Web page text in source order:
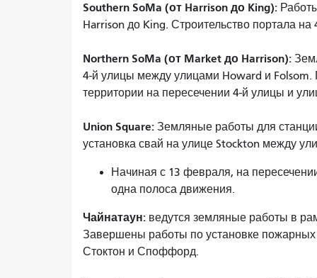
Southern SoMa (от Harrison до King):
Harrison до King. Строительство портала
Northern SoMa (от Market до Harrison):
4-й улицы между улицами Howard и
территории на пересечении 4-й улицы и
Union Square: Земляные работы для
установка свай на улице Stockton между
Начиная с 13 февраля, на
одна полоса движения.
Чайнатаун: ведутся земляные работы в
Завершены работы по установке
Стоктон и Споффорд.